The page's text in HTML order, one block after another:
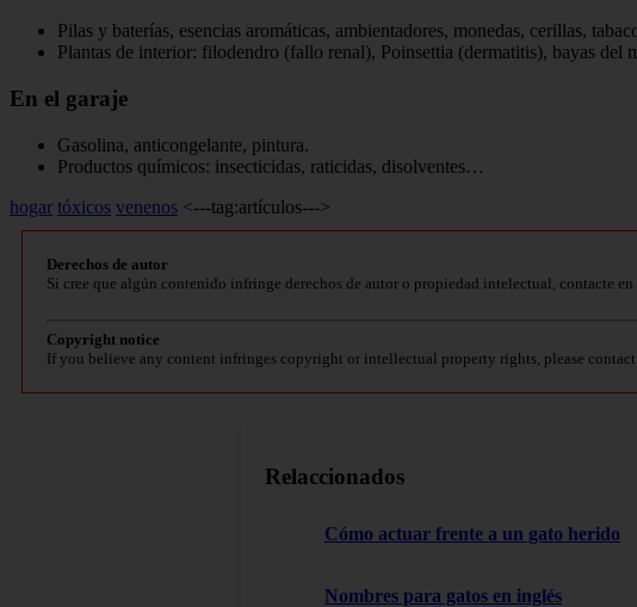
Pilas y baterías, esencias aromáticas, ambientadores, monedas, cerillas,
Plantas de interior: filodendro (fallo renal), Poinsettia (dermatitis), bayas
En el garaje
Gasolina, anticongelante, pintura.
Productos químicos: insecticidas, raticidas, disolventes…
hogar tóxicos venenos <---tag:artículos--->
Derechos de autor
Si cree que algún contenido infringe derechos de autor o propiedad intelectual, contacte en
Copyright notice
If you believe any content infringes copyright or intellectual property rights, please contact
Relaccionados
Cómo actuar frente a un gato herido
Nombres para gatos en inglés